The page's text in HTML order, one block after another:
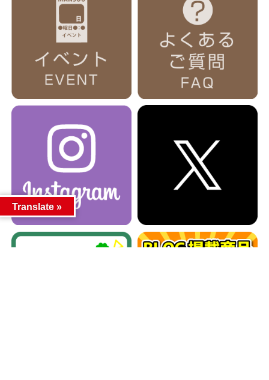
Translate »